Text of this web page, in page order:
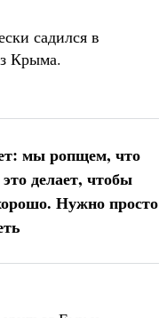
садился в
Крыма.
мы ропщем, что
делает, чтобы
Нужно просто